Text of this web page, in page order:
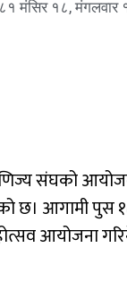
मंसिर १८, मंगलवार
संघको
छ। आगामी पुस
आयोजना